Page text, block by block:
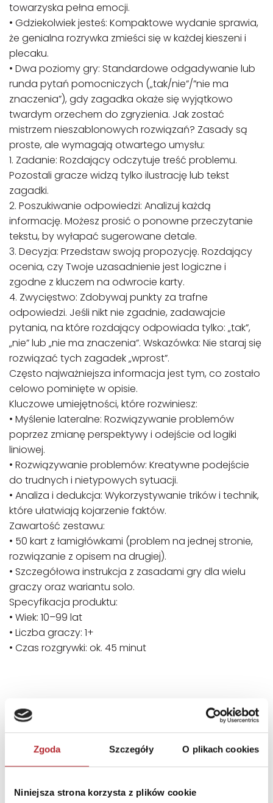
Zgoda Szczegóły O plikach cookies
Niniejsza strona korzysta z plików cookie
towarzyska pełna emocji.
• Gdziekolwiek jesteś: Kompaktowe wydanie sprawia,
że genialna rozrywka zmieści się w każdej kieszeni i
plecaku.
• Dwa poziomy gry: Standardowe odgadywanie lub
runda pytań pomocniczych („tak/nie”/”nie ma
znaczenia”), gdy zagadka okaże się wyjątkowo
twardym orzechem do zgryzienia. Jak zostać
mistrzem nieszablonowych rozwiązań? Zasady są
proste, ale wymagają otwartego umysłu:
1. Zadanie: Rozdający odczytuje treść problemu.
Pozostali gracze widzą tylko ilustrację lub tekst
zagadki.
2. Poszukiwanie odpowiedzi: Analizuj każdą
informację. Możesz prosić o ponowne przeczytanie
tekstu, by wyłapać sugerowane detale.
3. Decyzja: Przedstaw swoją propozycję. Rozdający
ocenia, czy Twoje uzasadnienie jest logiczne i
zgodne z kluczem na odwrocie karty.
4. Zwycięstwo: Zdobywaj punkty za trafne
odpowiedzi. Jeśli nikt nie zgadnie, zadawajcie
pytania, na które rozdający odpowiada tylko: „tak”,
„nie” lub „nie ma znaczenia”. Wskazówka: Nie staraj się
rozwiązać tych zagadek „wprost”.
Często najważniejsza informacja jest tym, co zostało
celowo pominięte w opisie.
Kluczowe umiejętności, które rozwiniesz:
• Myślenie lateralne: Rozwiązywanie problemów
poprzez zmianę perspektywy i odejście od logiki
liniowej.
• Rozwiązywanie problemów: Kreatywne podejście
do trudnych i nietypowych sytuacji.
• Analiza i dedukcja: Wykorzystywanie trików i technik,
które ułatwiają kojarzenie faktów.
Zawartość zestawu:
• 50 kart z łamigłówkami (problem na jednej stronie,
rozwiązanie z opisem na drugiej).
• Szczegółowa instrukcja z zasadami gry dla wielu
graczy oraz wariantu solo.
Specyfikacja produktu:
• Wiek: 10–99 lat
• Liczba graczy: 1+
• Czas rozgrywki: ok. 45 minut
SZCZEGÓŁY
Producent
Epee
GRY
Sprzedaż od
2026-07-09